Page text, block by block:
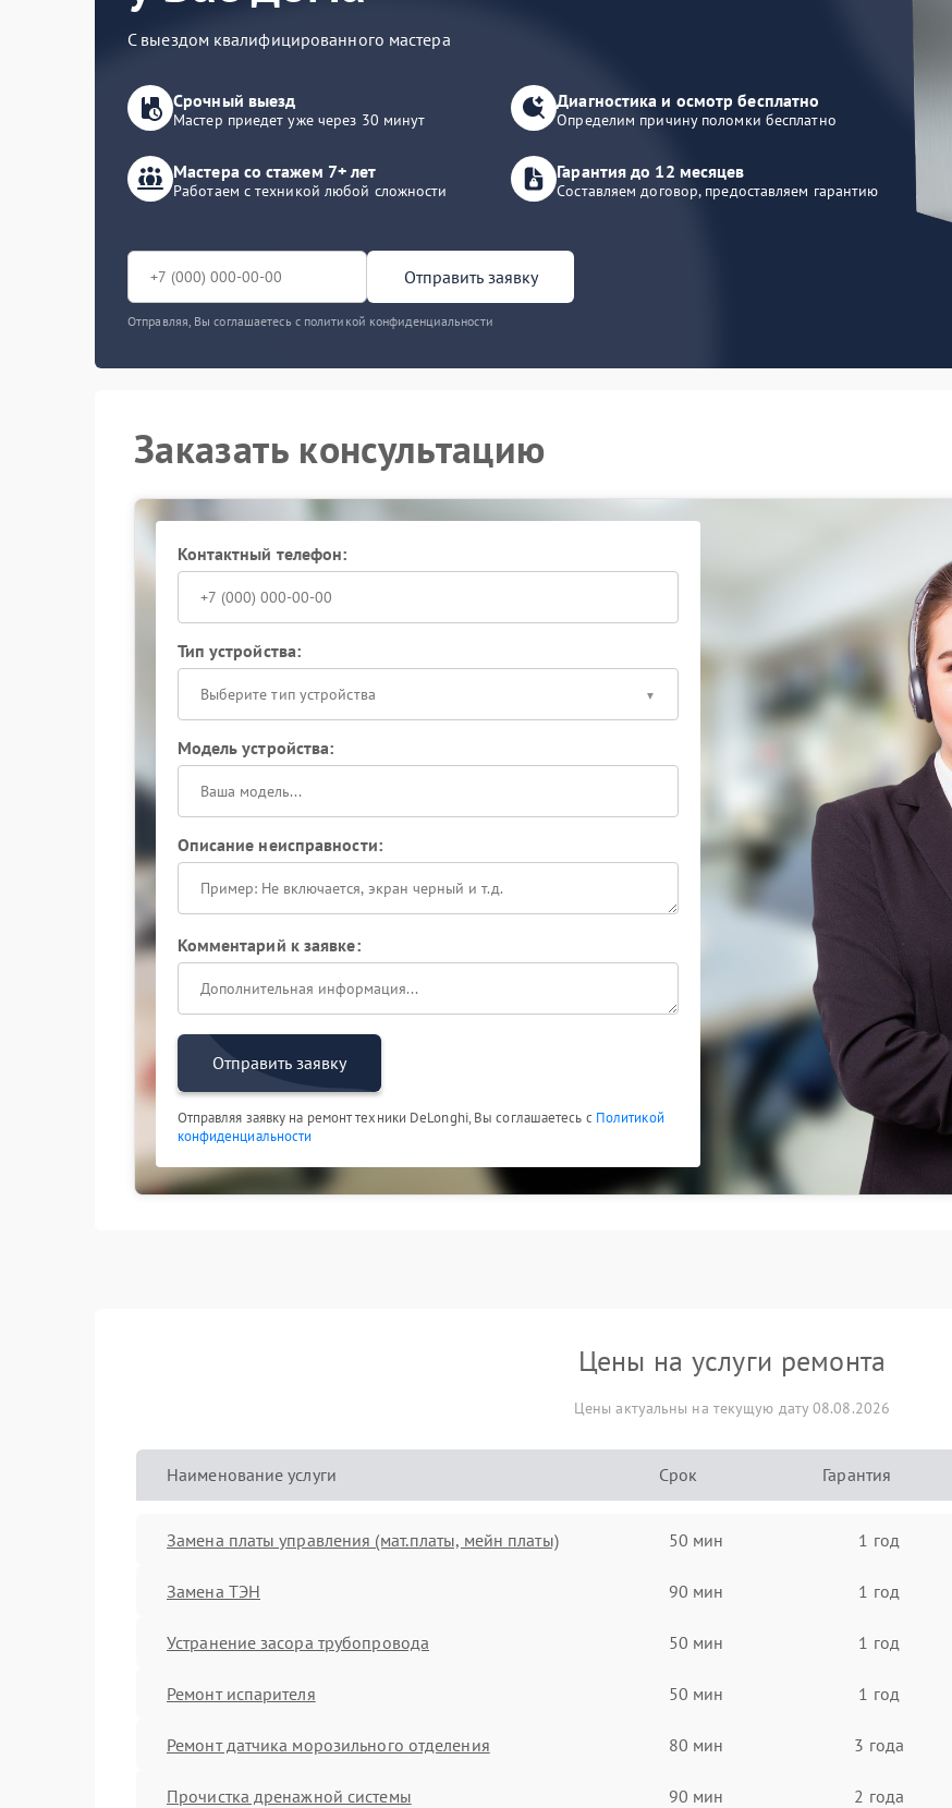
С выездом квалифицированного мастера
Срочный выезд
Мастер приедет уже через 30 минут
Диагностика и осмотр бесплатно
Определим причину поломки бесплатно
Мастера со стажем 7+ лет
Работаем с техникой любой сложности
Гарантия до 12 месяцев
Составляем договор, предоставляем гарантию
Отправить заявку
Отправляя, Вы соглашаетесь с политикой конфиденциальности
Заказать консультацию
Контактный телефон:
Тип устройства:
Выберите тип устройства
Модель устройства:
Описание неисправности:
Комментарий к заявке:
Отправить заявку
Отправляя заявку на ремонт техники DeLonghi, Вы соглашаетесь с Политикой
конфиденциальности
Цены на услуги ремонта
Цены актуальны на текущую дату 08.08.2026
Наименование услуги Срок Гарантия
Замена платы управления (мат.платы, мейн платы) 50 мин 1 год
Замена ТЭН 90 мин 1 год
Устранение засора трубопровода 50 мин 1 год
Ремонт испарителя 50 мин 1 год
Ремонт датчика морозильного отделения 80 мин 3 года
Прочистка дренажной системы 90 мин 2 года